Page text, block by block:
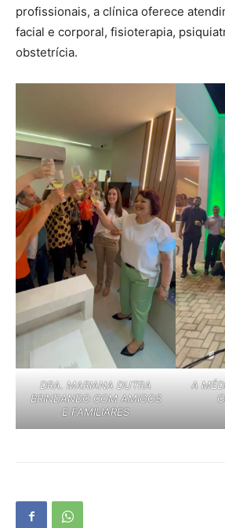
profissionais, a clínica oferece
facial e corporal, fisioterapia,
obstetrícia.
DRA. MARIANA DUTRA
BRINDANDO COM AMIGOS
E FAMILIARES
A